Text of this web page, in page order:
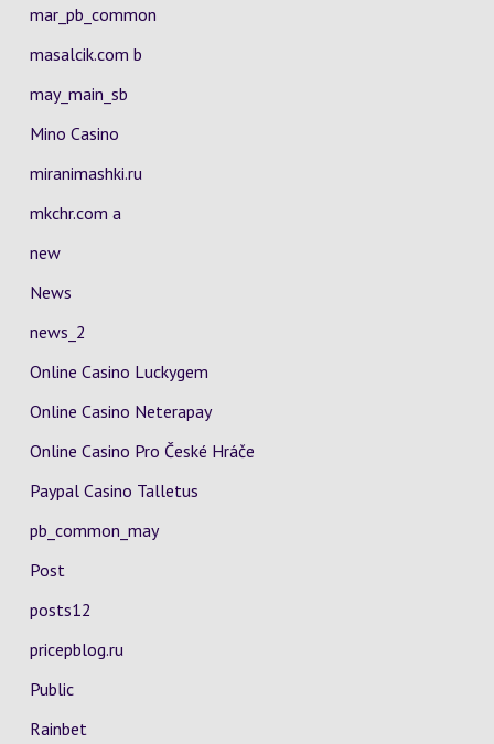
mar_pb_common
masalcik.com b
may_main_sb
Mino Casino
miranimashki.ru
mkchr.com a
new
News
news_2
Online Casino Luckygem
Online Casino Neterapay
Online Casino Pro České Hráče
Paypal Casino Talletus
pb_common_may
Post
posts12
pricepblog.ru
Public
Rainbet